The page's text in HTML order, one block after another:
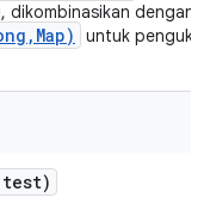
dikombinasikan dengan
untuk
test)